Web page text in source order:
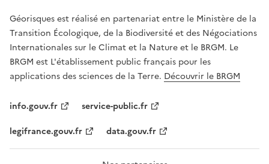
T
É
,
É
G
A
L
F
A
Géorisques est réalisé en partenariat entre le Ministère de la
Transition Écologique, de la Biodiversité et des Négociations
Internationales sur le Climat et la Nature et le BRGM. Le
BRGM est L'établissement public français pour les
applications des sciences de la Terre. Découvrir le BRGM
info.gouv.fr
service-public.fr
legifrance.gouv.fr
data.gouv.fr